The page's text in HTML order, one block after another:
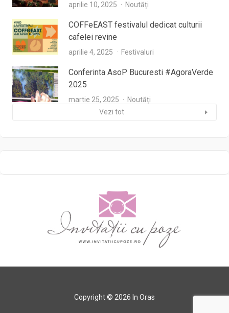
aprilie 10, 2025 Noutăți
COFFeEAST festivalul dedicat culturii
cafelei revine
aprilie 4, 2025 Festivaluri
Conferinta AsoP Bucuresti #AgoraVerde
2025
martie 25, 2025
Noutăți
Vezi tot
Copyright © 2026 In Oras